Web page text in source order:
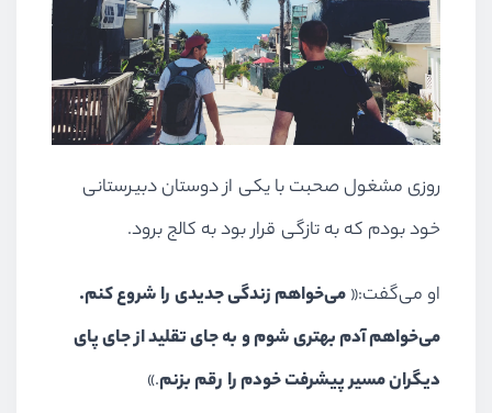
روزی مشغول صحبت با یکی از دوستان دبیرستانی
خود بودم که به تازگی قرار بود به کالج برود.
او می‌گفت:«می‌خواهم زندگی جدیدی را شروع کنم.
می‌خواهم آدم بهتری شوم و به جای تقلید از جای پای
دیگران مسیر پیشرفت خودم را رقم بزنم.»